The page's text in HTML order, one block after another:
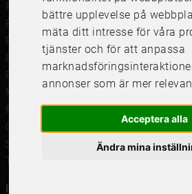
bättre upplevelse på
mäta ditt intresse för våra
tjänster och för att anpassa
annonser som är mer
Acceptera alla
Ändra mina
Ramar
Ramar till Samsung The Frame
Ramverkstad & inramning
Passepartout
Posters
Måttbeställd passepartout
Framkalla bilder
Canvastavla
Studentskylt och studentplakat
Tavelkrok